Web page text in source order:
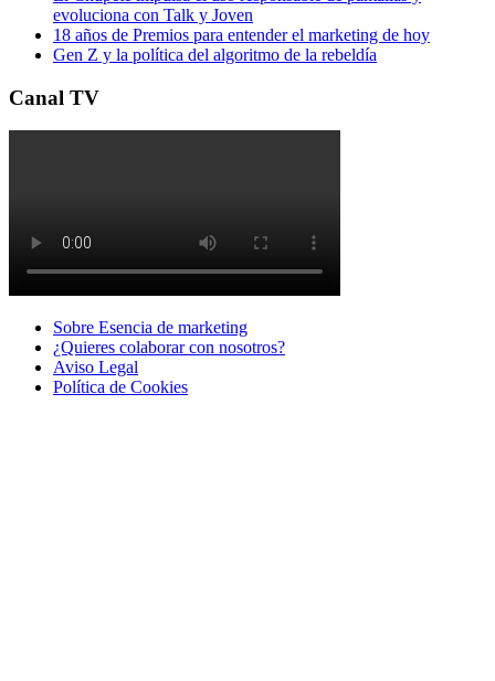
evoluciona con Talk y Joven
18 años de Premios para entender el marketing de hoy
Gen Z y la política del algoritmo de la rebeldía
Canal TV
Sobre Esencia de marketing
¿Quieres colaborar con nosotros?
Aviso Legal
Polí­tica de Cookies